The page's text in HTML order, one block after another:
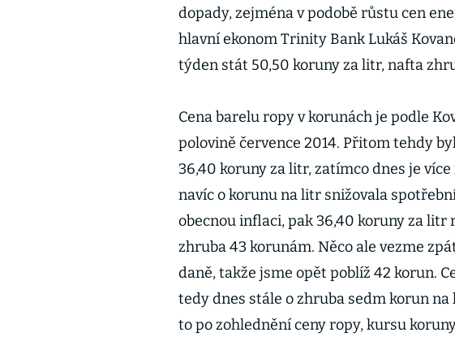
dopady, zejména v podobě růstu cen
hlavní ekonom Trinity Bank Lukáš
týden stát 50,50 koruny za litr, nafta
Cena barelu ropy v korunách je podle
polovině července 2014. Přitom tehdy
36,40 koruny za litr, zatímco dnes je
navíc o korunu na litr snižovala
obecnou inflaci, pak 36,40 koruny za litr
zhruba 43 korunám. Něco ale vezme
daně, takže jsme opět poblíž 42 korun.
tedy dnes stále o zhruba sedm korun na
to po zohlednění ceny ropy, kursu